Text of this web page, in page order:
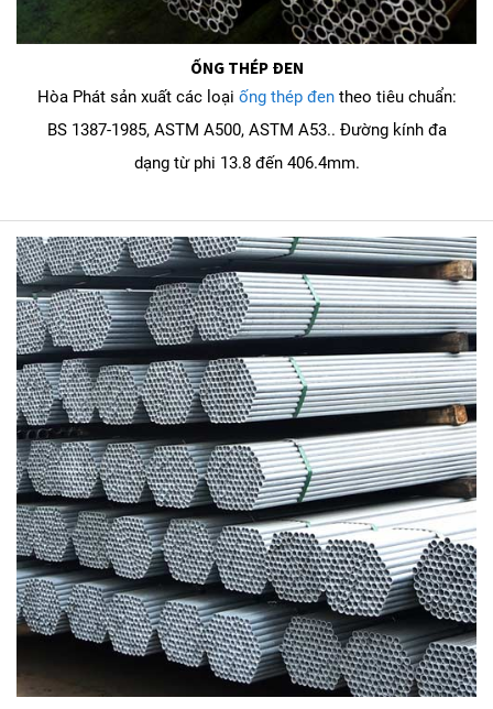
ỐNG THÉP ĐEN
Hòa Phát sản xuất các loại ống thép đentheo tiêu chuẩn:
BS 1387-1985, ASTM A500, ASTM A53.. Đường kính đa
dạng từ phi 13.8 đến 406.4mm.